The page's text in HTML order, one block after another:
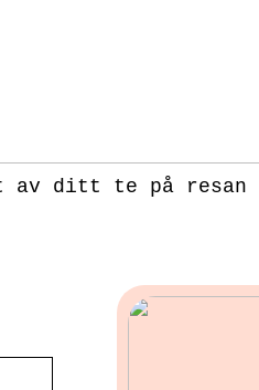
av ditt te på resan